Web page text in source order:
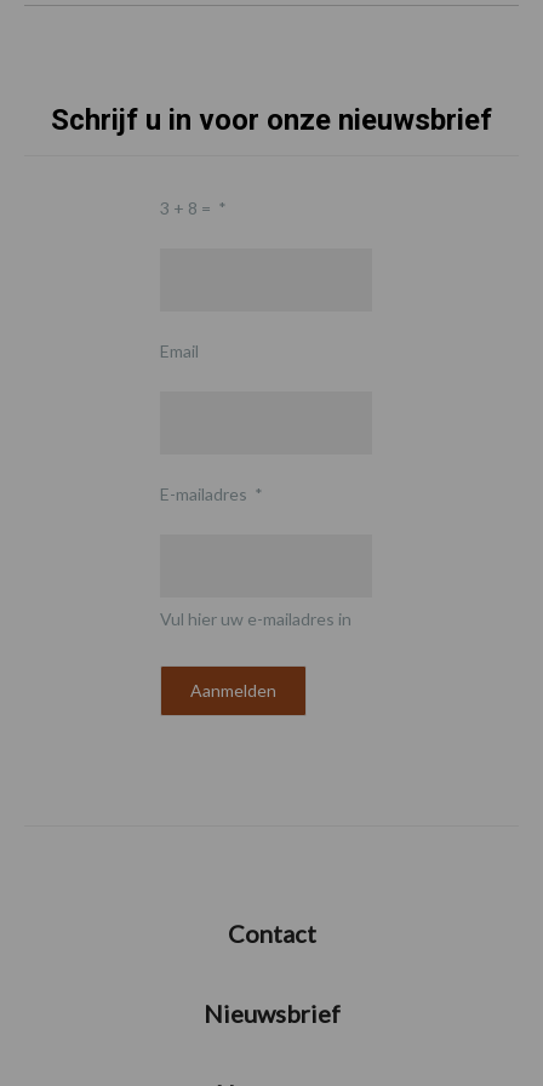
Schrijf u in voor onze nieuwsbrief
3 + 8 = *
Email
E-mailadres *
Vul hier uw e-mailadres in
Contact
Nieuwsbrief